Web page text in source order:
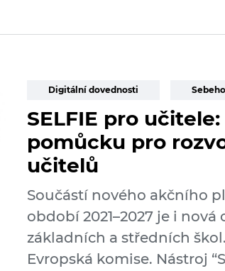
Digitální dovednosti
SELFIE pro
pomůcku pro
učitelů
Součástí nového akčního
období 2021–2027 je i
základních a středních
Evropská komise. Nástroj